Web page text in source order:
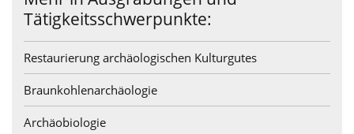
Tätigkeitsschwerpunkte:
Restaurierung archäologischen Kulturgutes
Braunkohlenarchäologie
Archäobiologie